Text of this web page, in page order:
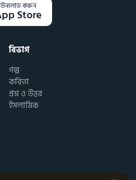
করুন
Store
বিভাগ
গল্প
কবিতা
প্রশ্ন ও উত্তর
ইসলামিক